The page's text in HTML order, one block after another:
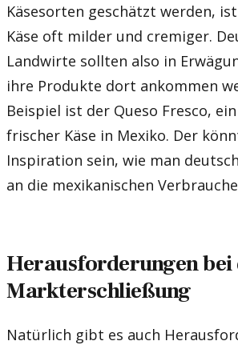
Käsesorten geschätzt werden,
Käse oft milder und cremiger.
Landwirte sollten also in
ihre Produkte dort ankommen
Beispiel ist der Queso Fresco,
frischer Käse in Mexiko. Der
Inspiration sein, wie man
an die mexikanischen
Herausforderungen bei
Markterschließung
Natürlich gibt es auch